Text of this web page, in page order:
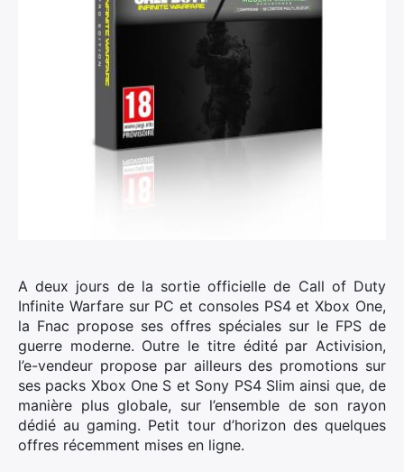
A deux jours de la sortie officielle de Call of Duty
Infinite Warfare sur PC et consoles PS4 et Xbox One,
la Fnac propose ses offres spéciales sur le FPS de
guerre moderne. Outre le titre édité par Activision,
l’e-vendeur propose par ailleurs des promotions sur
ses packs Xbox One S et Sony PS4 Slim ainsi que, de
manière plus globale, sur l’ensemble de son rayon
dédié au gaming. Petit tour d’horizon des quelques
offres récemment mises en ligne.